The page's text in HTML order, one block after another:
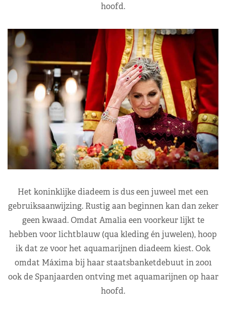
hoofd.
Het koninklijke diadeem is dus een juweel met een
gebruiksaanwijzing. Rustig aan beginnen kan dan zeker
geen kwaad. Omdat Amalia een voorkeur lijkt te
hebben voor lichtblauw (qua kleding én juwelen), hoop
ik dat ze voor het aquamarijnen diadeem kiest. Ook
omdat Máxima bij haar staatsbanketdebuut in 2001
ook de Spanjaarden ontving met aquamarijnen op haar
hoofd.